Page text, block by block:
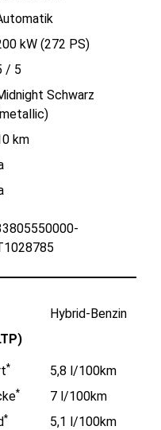
kW (272 PS)
/ 5
Schwarz
km
Hybrid-Benzin
*
5,8 l/100km
*
7 l/100km
*
5,1 l/100km